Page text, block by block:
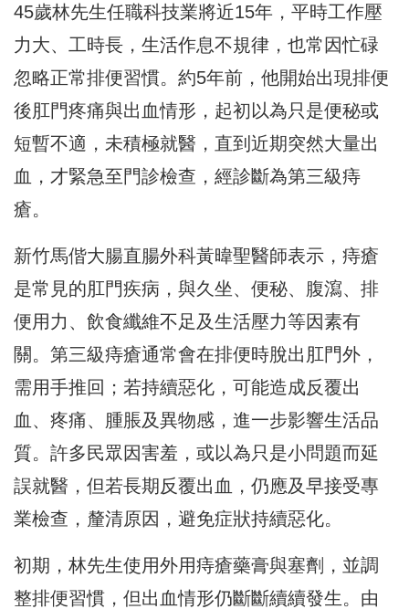
45歲林先生任職科技業將近15年，平時工作壓
力大、工時長，生活作息不規律，也常因忙碌
忽略正常排便習慣。約5年前，他開始出現排便
後肛門疼痛與出血情形，起初以為只是便秘或
短暫不適，未積極就醫，直到近期突然大量出
血，才緊急至門診檢查，經診斷為第三級痔
瘡。
新竹馬偕大腸直腸外科黃暐聖醫師表示，痔瘡
是常見的肛門疾病，與久坐、便秘、腹瀉、排
便用力、飲食纖維不足及生活壓力等因素有
關。第三級痔瘡通常會在排便時脫出肛門外，
需用手推回；若持續惡化，可能造成反覆出
血、疼痛、腫脹及異物感，進一步影響生活品
質。許多民眾因害羞，或以為只是小問題而延
誤就醫，但若長期反覆出血，仍應及早接受專
業檢查，釐清原因，避免症狀持續惡化。
初期，林先生使用外用痔瘡藥膏與塞劑，並調
整排便習慣，但出血情形仍斷斷續續發生。由